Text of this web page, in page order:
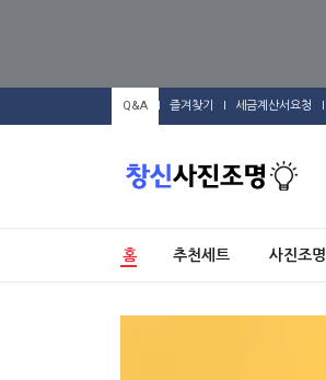
Q&A 즐겨찾기 세금계산서요청
홈 추천세트 사진조명